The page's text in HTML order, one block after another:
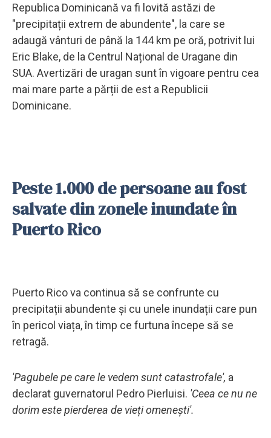
Republica Dominicană va fi lovită astăzi de
"precipitații extrem de abundente", la care se
adaugă vânturi de până la 144 km pe oră, potrivit lui
Eric Blake, de la Centrul Național de Uragane din
SUA. Avertizări de uragan sunt în vigoare pentru cea
mai mare parte a părții de est a Republicii
Dominicane.
Peste 1.000 de persoane au fost
salvate din zonele inundate în
Puerto Rico
Puerto Rico va continua să se confrunte cu
precipitații abundente și cu unele inundații care pun
în pericol viața, în timp ce furtuna începe să se
retragă.
'Pagubele pe care le vedem sunt catastrofale', a
declarat guvernatorul Pedro Pierluisi. 'Ceea ce nu ne
dorim este pierderea de vieți omenești'.